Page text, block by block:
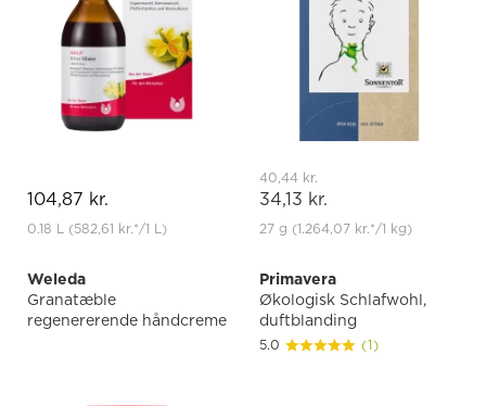
104,87 kr.
0.18 L (582,61 kr.*/1 L)
40,44 kr.
34,13 kr.
27 g (1.264,07 kr.*/1 kg)
Weleda
Granatæble
regenererende håndcreme
Primavera
Økologisk Schlafwohl,
duftblanding
5.0 (1)